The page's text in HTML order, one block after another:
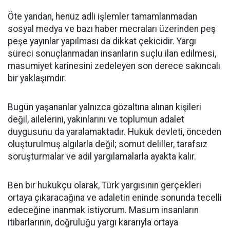
Öte yandan, henüz adli işlemler tamamlanmadan
sosyal medya ve bazı haber mecraları üzerinden peş
peşe yayınlar yapılması da dikkat çekicidir. Yargı
süreci sonuçlanmadan insanların suçlu ilan edilmesi,
masumiyet karinesini zedeleyen son derece sakıncalı
bir yaklaşımdır.
Bugün yaşananlar yalnızca gözaltına alınan kişileri
değil, ailelerini, yakınlarını ve toplumun adalet
duygusunu da yaralamaktadır. Hukuk devleti, önceden
oluşturulmuş algılarla değil; somut deliller, tarafsız
soruşturmalar ve adil yargılamalarla ayakta kalır.
Ben bir hukukçu olarak, Türk yargısının gerçekleri
ortaya çıkaracağına ve adaletin eninde sonunda tecelli
edeceğine inanmak istiyorum. Masum insanların
itibarlarının, doğruluğu yargı kararıyla ortaya